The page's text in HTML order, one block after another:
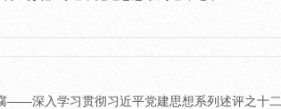
——深入学习贯彻习近平党建思想系列述评之十二